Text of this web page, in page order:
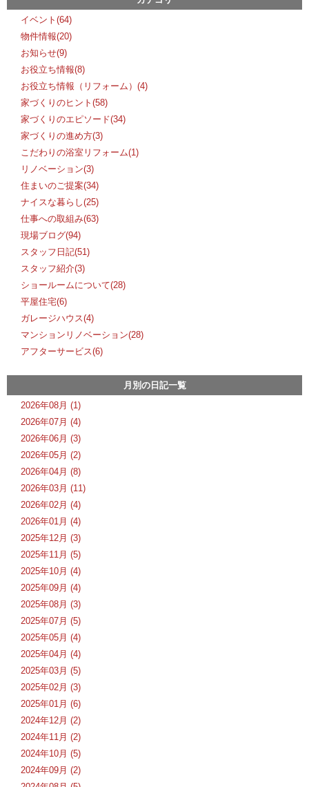
イベント(64)
物件情報(20)
お知らせ(9)
お役立ち情報(8)
お役立ち情報（リフォーム）(4)
家づくりのヒント(58)
家づくりのエピソード(34)
家づくりの進め方(3)
こだわりの浴室リフォーム(1)
リノベーション(3)
住まいのご提案(34)
ナイスな暮らし(25)
仕事への取組み(63)
現場ブログ(94)
スタッフ日記(51)
スタッフ紹介(3)
ショールームについて(28)
平屋住宅(6)
ガレージハウス(4)
マンションリノベーション(28)
アフターサービス(6)
月別の日記一覧
2026年08月 (1)
2026年07月 (4)
2026年06月 (3)
2026年05月 (2)
2026年04月 (8)
2026年03月 (11)
2026年02月 (4)
2026年01月 (4)
2025年12月 (3)
2025年11月 (5)
2025年10月 (4)
2025年09月 (4)
2025年08月 (3)
2025年07月 (5)
2025年05月 (4)
2025年04月 (4)
2025年03月 (5)
2025年02月 (3)
2025年01月 (6)
2024年12月 (2)
2024年11月 (2)
2024年10月 (5)
2024年09月 (2)